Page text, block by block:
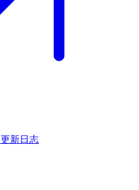
更新日志